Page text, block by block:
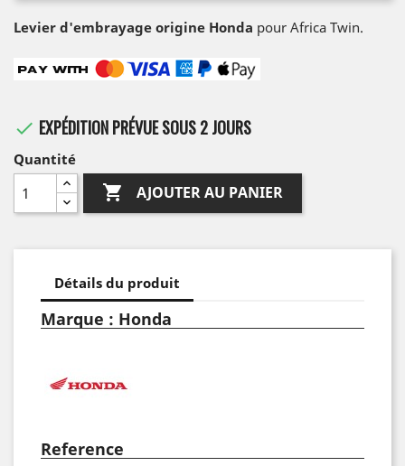
Levier d'embrayage origine Honda pour Africa Twin.
 EXPÉDITION PRÉVUE SOUS 2 JOURS
Quantité
 AJOUTER AU PANIER
Détails du produit
Marque : Honda
Reference